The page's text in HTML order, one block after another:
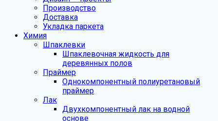
Производство
Доставка
Укладка паркета
Химия
Шпаклевки
Шпаклевочная жидкость для
деревянных полов
Праймер
Однокомпонентный полиуретановый
праймер
Лак
Двухкомпонентный лак на водной
основе